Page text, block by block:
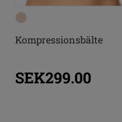
Kompressionsbälte
SEK299.00